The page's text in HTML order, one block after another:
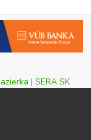
| SERA SK